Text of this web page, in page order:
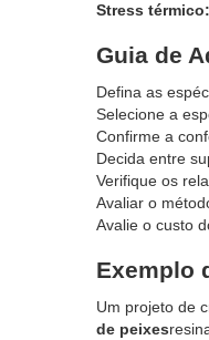
Stress térmico:
Guia de
Defina as
Selecione a
Confirme a
Decida entre
Verifique os
Avaliar o
Avalie o custo
Exemplo
Um projeto de
de peixes